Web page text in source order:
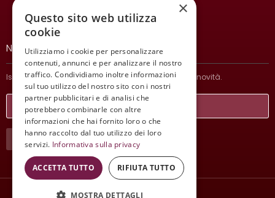
NEWSLETTER
Iscriviti per ricevere informazioni sulle nostre ultime novità.
ISCRIVITI
×
Questo sito web utilizza
cookie
Utilizziamo i cookie per personalizzare
contenuti, annunci e per analizzare il nostro
traffico. Condividiamo inoltre informazioni
sul tuo utilizzo del nostro sito con i nostri
partner pubblicitari e di analisi che
potrebbero combinarle con altre
informazioni che hai fornito loro o che
hanno raccolto dal tuo utilizzo dei loro
servizi. Informativa sulla privacy
ACCETTA TUTTO RIFIUTA TUTTO
MOSTRA DETTAGLI